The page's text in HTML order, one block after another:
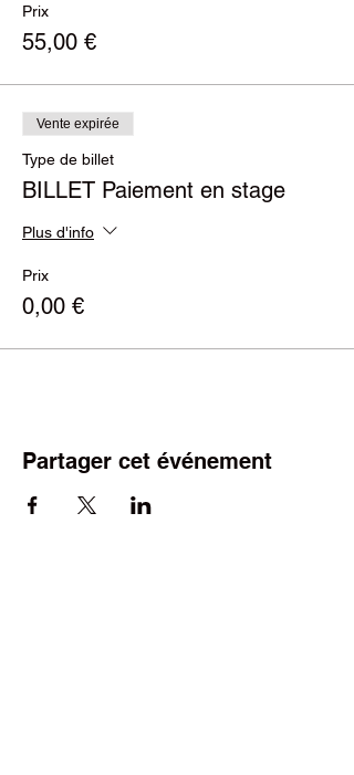
Prix
55,00 €
Vente expirée
Type de billet
BILLET Paiement en stage
Plus d'info
Prix
0,00 €
Partager cet événement